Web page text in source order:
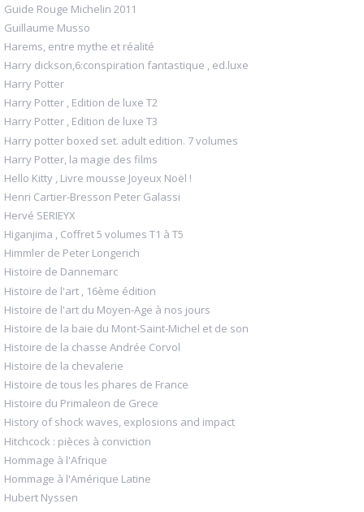
Guide Rouge Michelin 2011
Guillaume Musso
Harems, entre mythe et réalité
Harry dickson,6:conspiration fantastique , ed.luxe
Harry Potter
Harry Potter , Edition de luxe T2
Harry Potter , Edition de luxe T3
Harry potter boxed set. adult edition. 7 volumes
Harry Potter, la magie des films
Hello Kitty , Livre mousse Joyeux Noël !
Henri Cartier-Bresson Peter Galassi
Hervé SERIEYX
Higanjima , Coffret 5 volumes T1 à T5
Himmler de Peter Longerich
Histoire de Dannemarc
Histoire de l'art , 16ème édition
Histoire de l'art du Moyen-Age à nos jours
Histoire de la baie du Mont-Saint-Michel et de son
Histoire de la chasse Andrée Corvol
Histoire de la chevalerie
Histoire de tous les phares de France
Histoire du Primaleon de Grece
History of shock waves, explosions and impact
Hitchcock : pièces à conviction
Hommage à l'Afrique
Hommage à l'Amérique Latine
Hubert Nyssen